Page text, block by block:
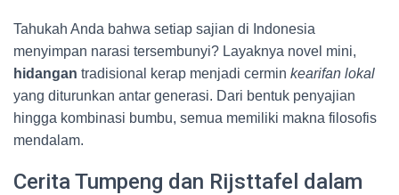
Tahukah Anda bahwa setiap sajian di Indonesia
menyimpan narasi tersembunyi? Layaknya novel mini,
hidangan tradisional kerap menjadi cermin kearifan lokal
yang diturunkan antar generasi. Dari bentuk penyajian
hingga kombinasi bumbu, semua memiliki makna filosofis
mendalam.
Cerita Tumpeng dan Rijsttafel dalam